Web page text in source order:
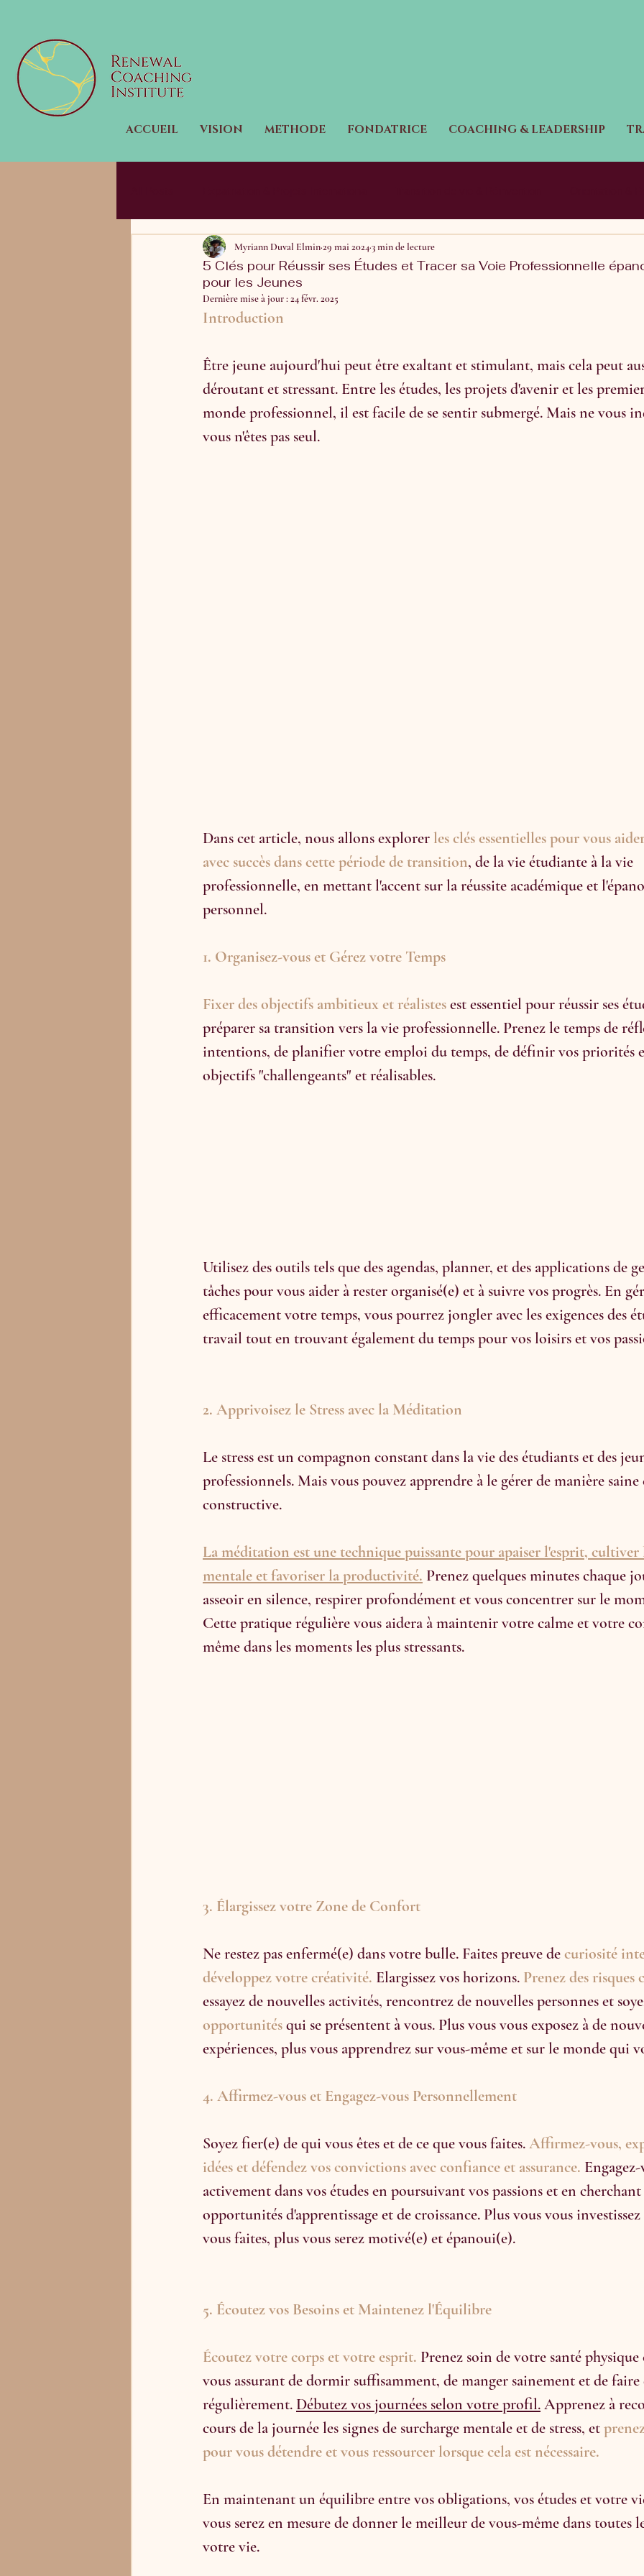
ACCUEIL VISION METHODE FONDATRICE COACHING & LEADERSHIP
Mindset & Développement Personnel Performance & Équilibre de Vie
5 Clés pour Réussir ses Études et Tracer sa Voie Professionnelle
pour les Jeunes
Myriann Duval Elmin29 mai 20243 min de lecture
Dernière mise à jour : 24 févr. 2025
Introduction
Être jeune aujourd'hui peut être exaltant et stimulant, mais cela peut
déroutant et stressant. Entre les études, les projets d'avenir et les
monde professionnel, il est facile de se sentir submergé. Mais ne vous
vous n'êtes pas seul.
Dans cet article, nous allons explorer les clés essentielles pour vous
avec succès dans cette période de transition, de la vie étudiante à la vie
professionnelle, en mettant l'accent sur la réussite académique et
personnel.
1. Organisez-vous et Gérez votre Temps
Fixer des objectifs ambitieux et réalistesest essentiel pour réussir ses
préparer sa transition vers la vie professionnelle. Prenez le temps de
intentions, de planifier votre emploi du temps, de définir vos priorités
objectifs "challengeants" et réalisables.
Utilisez des outils tels que des agendas, planner, et des applications de
tâches pour vous aider à rester organisé(e) et à suivre vos progrès. En
efficacement votre temps, vous pourrez jongler avec les exigences des
travail tout en trouvant également du temps pour vos loisirs et vos
2. Apprivoisez le Stress avec la Méditation
Le stress est un compagnon constant dans la vie des étudiants et des
professionnels. Mais vous pouvez apprendre à le gérer de manière saine
constructive.
La méditation est une technique puissante pour apaiser l'esprit, cultiver
mentale et favoriser la productivité. Prenez quelques minutes chaque
asseoir en silence, respirer profondément et vous concentrer sur le
Cette pratique régulière vous aidera à maintenir votre calme et votre
même dans les moments les plus stressants.
3. Élargissez votre Zone de Confort
Ne restez pas enfermé(e) dans votre bulle. Faites preuve de curiosité
développez votre créativité. Elargissez vos horizons. Prenez des risques
essayez de nouvelles activités, rencontrez de nouvelles personnes et
opportunités qui se présentent à vous. Plus vous vous exposez à de
expériences, plus vous apprendrez sur vous-même et sur le monde qui
4. Affirmez-vous et Engagez-vous Personnellement
Soyez fier(e) de qui vous êtes et de ce que vous faites. Affirmez-vous,
idées et défendez vos convictions avec confiance et assurance.
activement dans vos études en poursuivant vos passions et en cherchant
opportunités d'apprentissage et de croissance. Plus vous vous investissez
vous faites, plus vous serez motivé(e) et épanoui(e).
5. Écoutez vos Besoins et Maintenez l'Équilibre
Écoutez votre corps et votre esprit. Prenez soin de votre santé
vous assurant de dormir suffisamment, de manger sainement et de faire
régulièrement. Débutez vos journées selon votre profil. Apprenez à
cours de la journée les signes de surcharge mentale et de stress, et
pour vous détendre et vous ressourcer lorsque cela est nécessaire.
En maintenant un équilibre entre vos obligations, vos études et votre
vous serez en mesure de donner le meilleur de vous-même dans toutes
votre vie.